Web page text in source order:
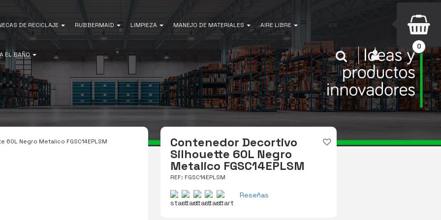
DE RECICLAJE RUBBERMAID LIMPIEZA MANEJO DE MATERIALES AIRE LIBRE
EL BAÑO INICIAR SESIÓN
Buscar
0
Negro Metalico FGSC14EPLSM
Contenedor Decortivo
Silhouette 60L Negro
Metalico FGSC14EPLSM
REF: FGSC14EPLSM
Reseñas